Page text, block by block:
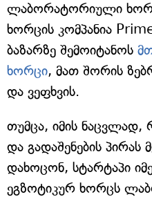
ლაბორატორიული
ხორცის კომპანია
ბაზარზე შემოიტანოს
ხორცი, მათ შორის
და ვეფხვის.
თუმცა, იმის ნაცვლად,
და გადაშენების
დახოცონ, სტარტაპი
ეგზოტიკურ ხორცს